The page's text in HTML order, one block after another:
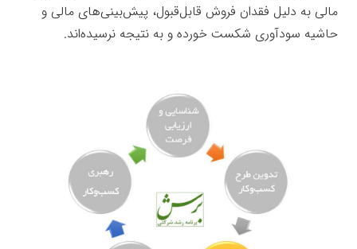
مالی به دلیل فقدان فروش قابل‌قبول، پیش‌بینی‌های مالی و
حاشیه سودآوری شکست خورده و به نتیجه نرسیده‌اند.